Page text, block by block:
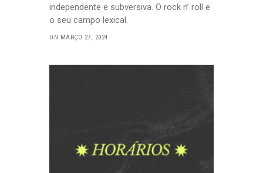
independente e subversiva. O rock n’ roll e
o seu campo lexical.
ON MARÇO 27, 2024